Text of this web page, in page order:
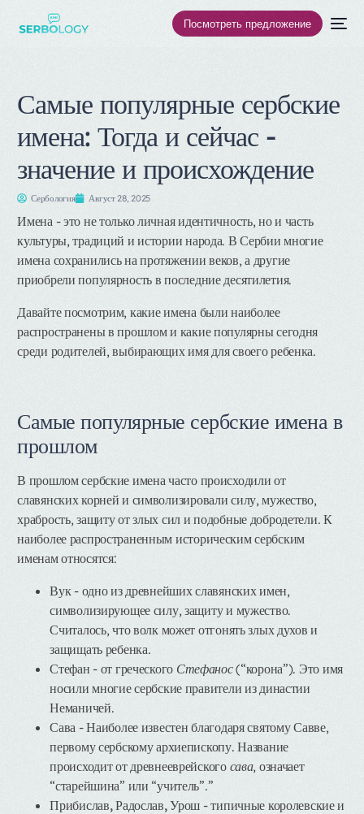
Посмотреть предложение
Самые популярные сербские
имена: Тогда и сейчас -
значение и происхождение
Сербология Август 28, 2025
Имена - это не только личная идентичность, но и часть
культуры, традиций и истории народа. В Сербии многие
имена сохранились на протяжении веков, а другие
приобрели популярность в последние десятилетия.
Давайте посмотрим, какие имена были наиболее
распространены в прошлом и какие популярны сегодня
среди родителей, выбирающих имя для своего ребенка.
Самые популярные сербские имена в
прошлом
В прошлом сербские имена часто происходили от
славянских корней и символизировали силу, мужество,
храбрость, защиту от злых сил и подобные добродетели. К
наиболее распространенным историческим сербским
именам относятся:
Вук- одно из древнейших славянских имен,
символизирующее силу, защиту и мужество.
Считалось, что волк может отгонять злых духов и
защищать ребенка.
Стефан - от греческого Стефанос(“корона”). Это имя
носили многие сербские правители из династии
Неманичей.
Сава - Наиболее известен благодаря святому Савве,
первому сербскому архиепископу. Название
происходит от древнееврейского сава, означает
“старейшина” или “учитель”.”
Прибислав, Радослав, Урош - типичные королевские и